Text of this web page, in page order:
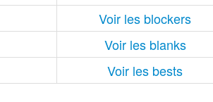
Voir les blockers
Voir les blanks
Voir les bests